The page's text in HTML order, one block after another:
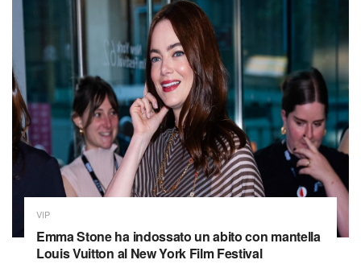
VIP
Emma Stone ha indossato un abito con mantella
Louis Vuitton al New York Film Festival